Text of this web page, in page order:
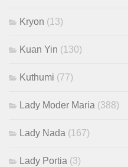
Kryon (13)
Kuan Yin (130)
Kuthumi (77)
Lady Moder Maria (388)
Lady Nada (167)
Lady Portia (3)